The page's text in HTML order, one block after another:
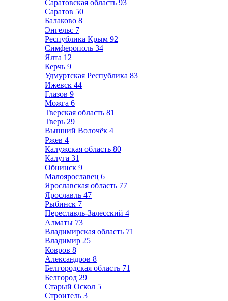
Саратовская область 93
Саратов 50
Балаково 8
Энгельс 7
Республика Крым 92
Симферополь 34
Ялта 12
Керчь 9
Удмуртская Республика 83
Ижевск 44
Глазов 9
Можга 6
Тверская область 81
Тверь 29
Вышний Волочёк 4
Ржев 4
Калужская область 80
Калуга 31
Обнинск 9
Малоярославец 6
Ярославская область 77
Ярославль 47
Рыбинск 7
Переславль-Залесский 4
Алматы 73
Владимирская область 71
Владимир 25
Ковров 8
Александров 8
Белгородская область 71
Белгород 29
Старый Оскол 5
Строитель 3